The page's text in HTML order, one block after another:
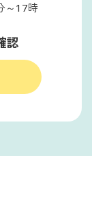
～17時
認